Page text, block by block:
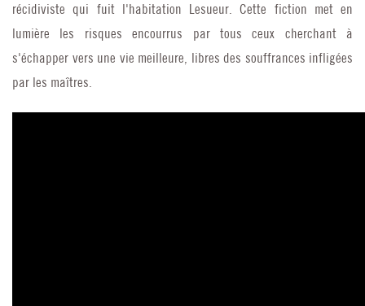
récidiviste qui fuit l'habitation Lesueur. Cette fiction met en
lumière les risques encourrus par tous ceux cherchant à
s'échapper vers une vie meilleure, libres des souffrances infligées
par les maîtres.